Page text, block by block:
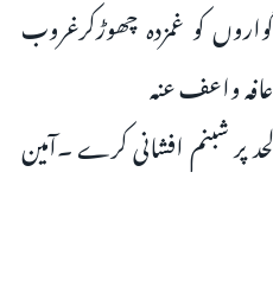
کو غمزدہ چھوڑکرغروب
واعف عنہ
پر شبنم افشانی کرے ۔آمین